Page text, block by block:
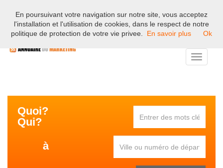
Bienvenue sur l'annuaire professionnel du marketing et de la
communication en France.
Toggle
Quoi?
Qui?
à
En poursuivant votre navigation sur notre site, vous acceptez
l'installation et l'utilisation de cookies, dans le respect de notre
politique de protection de votre vie privee.
En savoir plus Ok